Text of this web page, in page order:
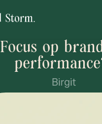
Focus op
Birgit